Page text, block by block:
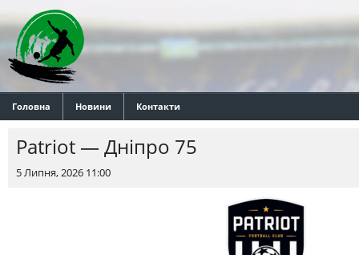
Головна Новини Контакти
Patriot — Днiпро 75
5 Липня, 2026 11:00